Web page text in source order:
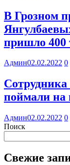
В Грозном
пришло 400
Админ02.02.2022 0
Сотрудника
поймали на
Админ02.02.2022 0
Поиск
Свежие